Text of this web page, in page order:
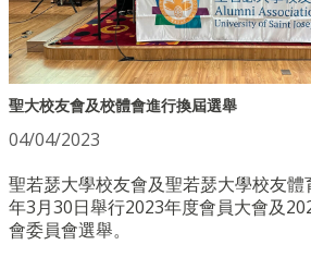
聖大校友會及校體會進行換屆選舉
04/04/2023
聖若瑟大學校友會及聖若瑟大學校友
年3月30日舉行2023年度會員大會及
會委員會選舉。